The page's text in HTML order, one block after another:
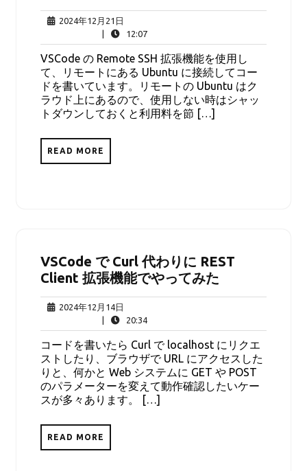
2024年12月21日
年
12
月
21
日
12:0712:07
VSCode の Remote SSH 拡張機能を使用し
て、リモートにある Ubuntu に接続してコー
ドを書いています。リモートの Ubuntu はク
ラウド上にあるので、使用しない時はシャッ
トダウンしておくと利用料を節 […]
READ MORE
VSCode で Curl 代わりに REST
Client 拡張機能でやってみた
2024年12月14日
年
12
月
14
日
20:3420:34
コードを書いたら Curl で localhost にリクエ
ストしたり、ブラウザで URL にアクセスした
りと、何かと Web システムに GET や POST
のパラメーターを変えて動作確認したいケー
スが多々あります。 […]
READ MORE